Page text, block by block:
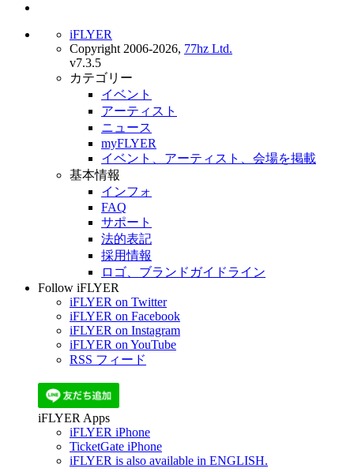
iFLYER
Copyright 2006-2026, 77hz Ltd.
v7.3.5
カテゴリー
イベント
アーティスト
ニュース
myFLYER
イベント、アーティスト、会場を掲載
基本情報
インフォ
FAQ
サポート
法的表記
採用情報
ロゴ、ブランドガイドライン
Follow iFLYER
iFLYER on Twitter
iFLYER on Facebook
iFLYER on Instagram
iFLYER on YouTube
RSS フィード
iFLYER Apps
iFLYER iPhone
TicketGate iPhone
iFLYER is also available in ENGLISH.